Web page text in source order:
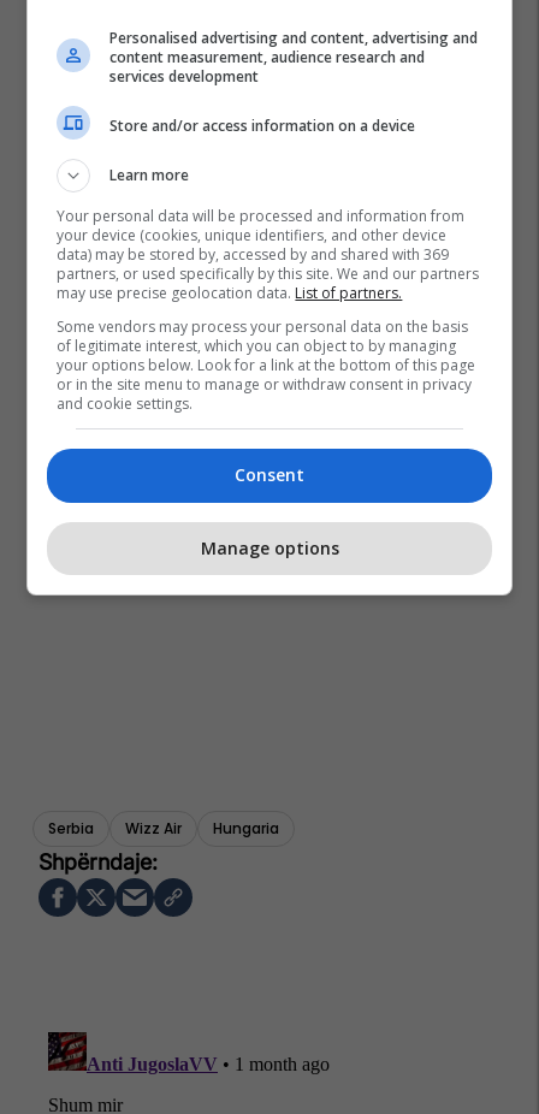
Serbia Wizz Air Hungaria
Personalised advertising and content, advertising and
content measurement, audience research and
services development
Store and/or access information on a device
Learn more
Your personal data will be processed and information from
your device (cookies, unique identifiers, and other device
data) may be stored by, accessed by and shared with 369
partners, or used specifically by this site. We and our partners
may use precise geolocation data. List of partners.
Some vendors may process your personal data on the basis
of legitimate interest, which you can object to by managing
your options below. Look for a link at the bottom of this page
or in the site menu to manage or withdraw consent in privacy
and cookie settings.
Consent
Manage options